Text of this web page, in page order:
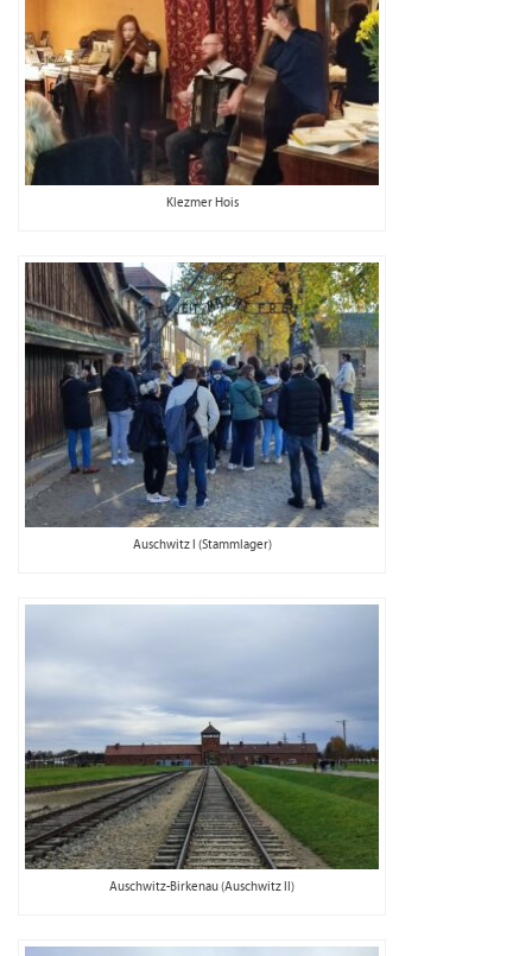
Klezmer Hois
Auschwitz I (Stammlager)
Auschwitz-Birkenau (Auschwitz II)